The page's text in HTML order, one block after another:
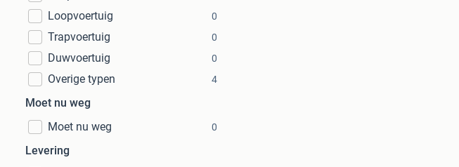
Loopvoertuig 0
Trapvoertuig 0
Duwvoertuig 0
Overige typen 4
Moet nu weg
Moet nu weg
0
Levering